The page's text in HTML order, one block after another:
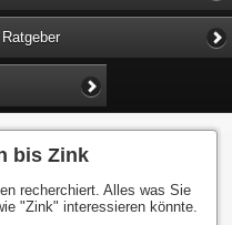
Ratgeber
bis Zink
recherchiert. Alles was Sie
"Zink" interessieren könnte.